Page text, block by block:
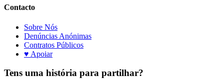
Contacto
Sobre Nós
Denúncias Anónimas
Contratos Públicos
♥ Apoiar
Tens uma história para partilhar?